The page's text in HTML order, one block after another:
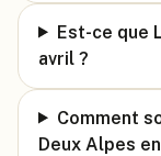
Est-ce que
avril ?
Comment
Deux Alpes